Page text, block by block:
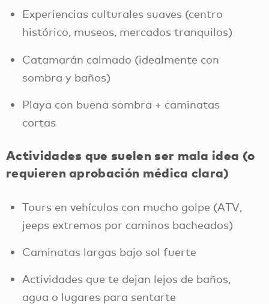
Experiencias culturales suaves (centro
histórico, museos, mercados tranquilos)
Catamarán calmado (idealmente con
sombra y baños)
Playa con buena sombra + caminatas
cortas
Actividades que suelen ser mala idea (o
requieren aprobación médica clara)
Tours en vehículos con mucho golpe (ATV,
jeeps extremos por caminos bacheados)
Caminatas largas bajo sol fuerte
Actividades que te dejan lejos de baños,
agua o lugares para sentarte